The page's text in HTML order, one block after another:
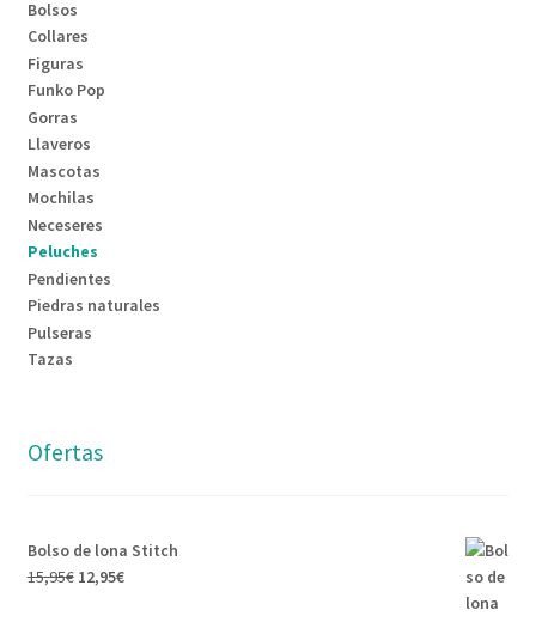
Bolsos
Collares
Figuras
Funko Pop
Gorras
Llaveros
Mascotas
Mochilas
Neceseres
Peluches
Pendientes
Piedras naturales
Pulseras
Tazas
Ofertas
Bolso de lona Stitch
15,95€ El
12,95€El